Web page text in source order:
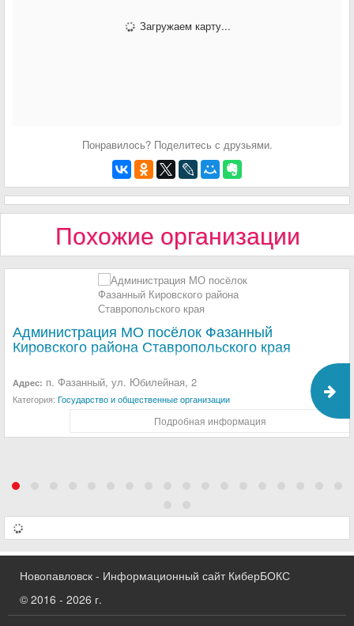
Загружаем карту...
Понравилось? Поделитесь с друзьями.
Похожие организации
Администрация МО посёлок Фазанный
Кировского района Ставропольского края
Адрес: п. Фазанный, ул. Юбилейная, 2
Категория: Государство и общественные организации
Подробная информация
Новопавловск - Информационный сайт КиберБОКС
© 2016 - 2026 г.